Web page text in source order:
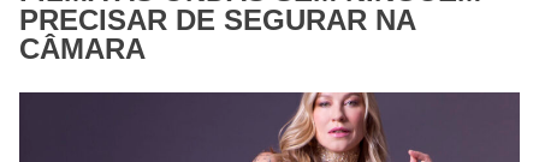
PRECISAR DE SEGURAR NA
CÂMARA